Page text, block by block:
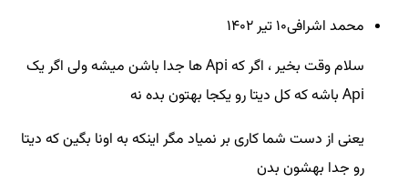
محمد اشرافی10 تير ۱۴۰۲
سلام وقت بخیر ، اگر که Api ها جدا باشن میشه ولی اگر یک
Api باشه که کل دیتا رو یکجا بهتون بده نه
یعنی از دست شما کاری بر نمیاد مگر اینکه به اونا بگین که دیتا
رو جدا بهشون بدن